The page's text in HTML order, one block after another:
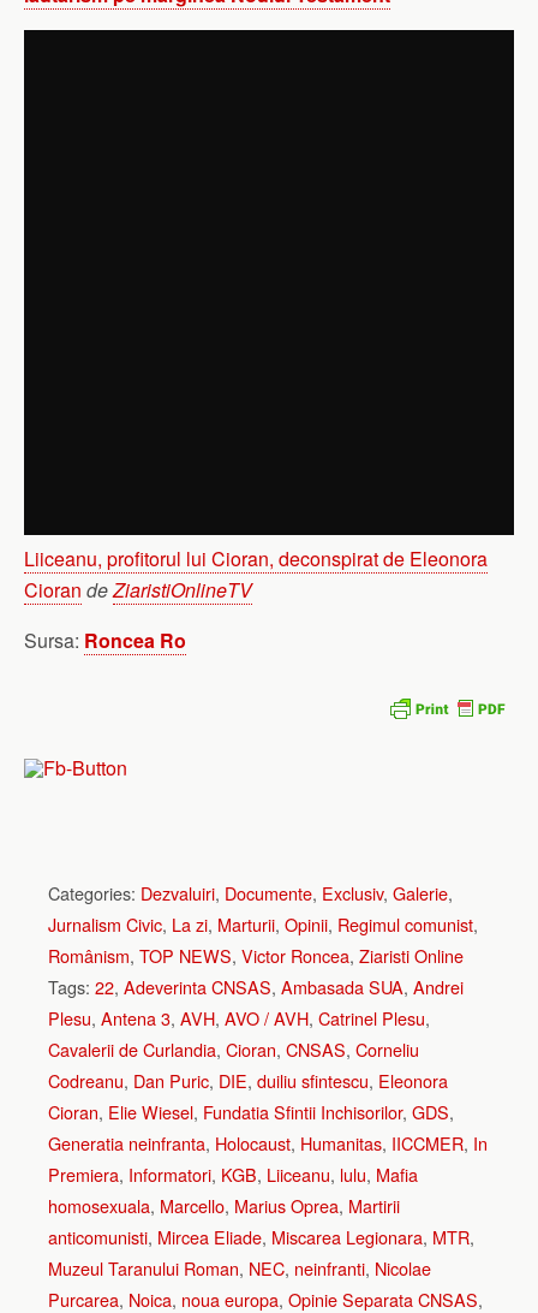
Liiceanu, profitorul lui Cioran, deconspirat de Eleonora
Cioran deZiaristiOnlineTV
Sursa: Roncea Ro
Categories: Dezvaluiri, Documente, Exclusiv, Galerie,
Jurnalism Civic, La zi, Marturii, Opinii, Regimul comunist,
Românism, TOP NEWS, Victor Roncea, Ziaristi Online
Tags: 22, Adeverinta CNSAS, Ambasada SUA, Andrei
Plesu, Antena 3, AVH, AVO / AVH, Catrinel Plesu,
Cavalerii de Curlandia, Cioran, CNSAS, Corneliu
Codreanu, Dan Puric, DIE, duiliu sfintescu, Eleonora
Cioran, Elie Wiesel, Fundatia Sfintii Inchisorilor, GDS,
Generatia neinfranta, Holocaust, Humanitas, IICCMER, In
Premiera, Informatori, KGB, Liiceanu, lulu, Mafia
homosexuala, Marcello, Marius Oprea, Martirii
anticomunisti, Mircea Eliade, Miscarea Legionara, MTR,
Muzeul Taranului Roman, NEC, neinfranti, Nicolae
Purcarea, Noica, noua europa, Opinie Separata CNSAS,